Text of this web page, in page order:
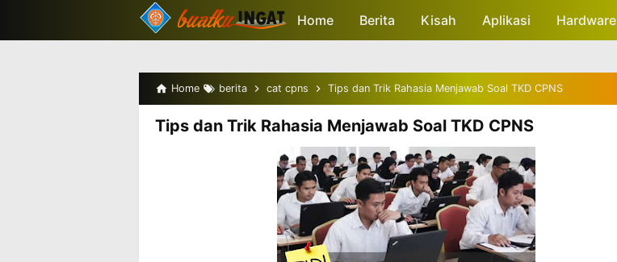
Skip to main content
Home Berita Kisah Aplikasi Hardware
Home berita cat cpns Tips dan Trik Rahasia Menjawab Soal TKD CPNS
Tips dan Trik Rahasia Menjawab Soal TKD CPNS